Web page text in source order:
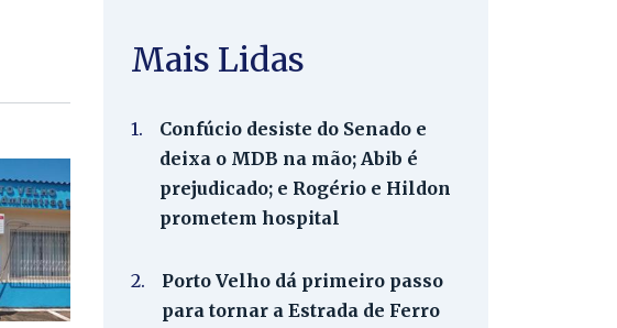
Mais Lidas
1.
Confúcio desiste do Senado e
deixa o MDB na mão; Abib é
prejudicado; e Rogério e Hildon
prometem hospital
2.
Porto Velho dá primeiro passo
para tornar a Estrada de Ferro